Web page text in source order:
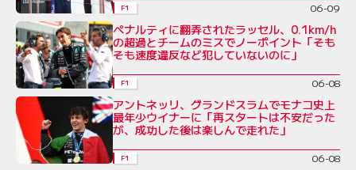
F1 06-09
ペナルティに翻弄されたラッセル、0.1km/h
の超過とチームのミスでノーポイント「そも
そも速度違反など犯していないのに」
F1 06-08
アントネッリ、グランドスラムでモナコ史上
最年少ウイナーに「再スタートは不安だった
が、成功した後は楽しんで走れた」
F1 06-08